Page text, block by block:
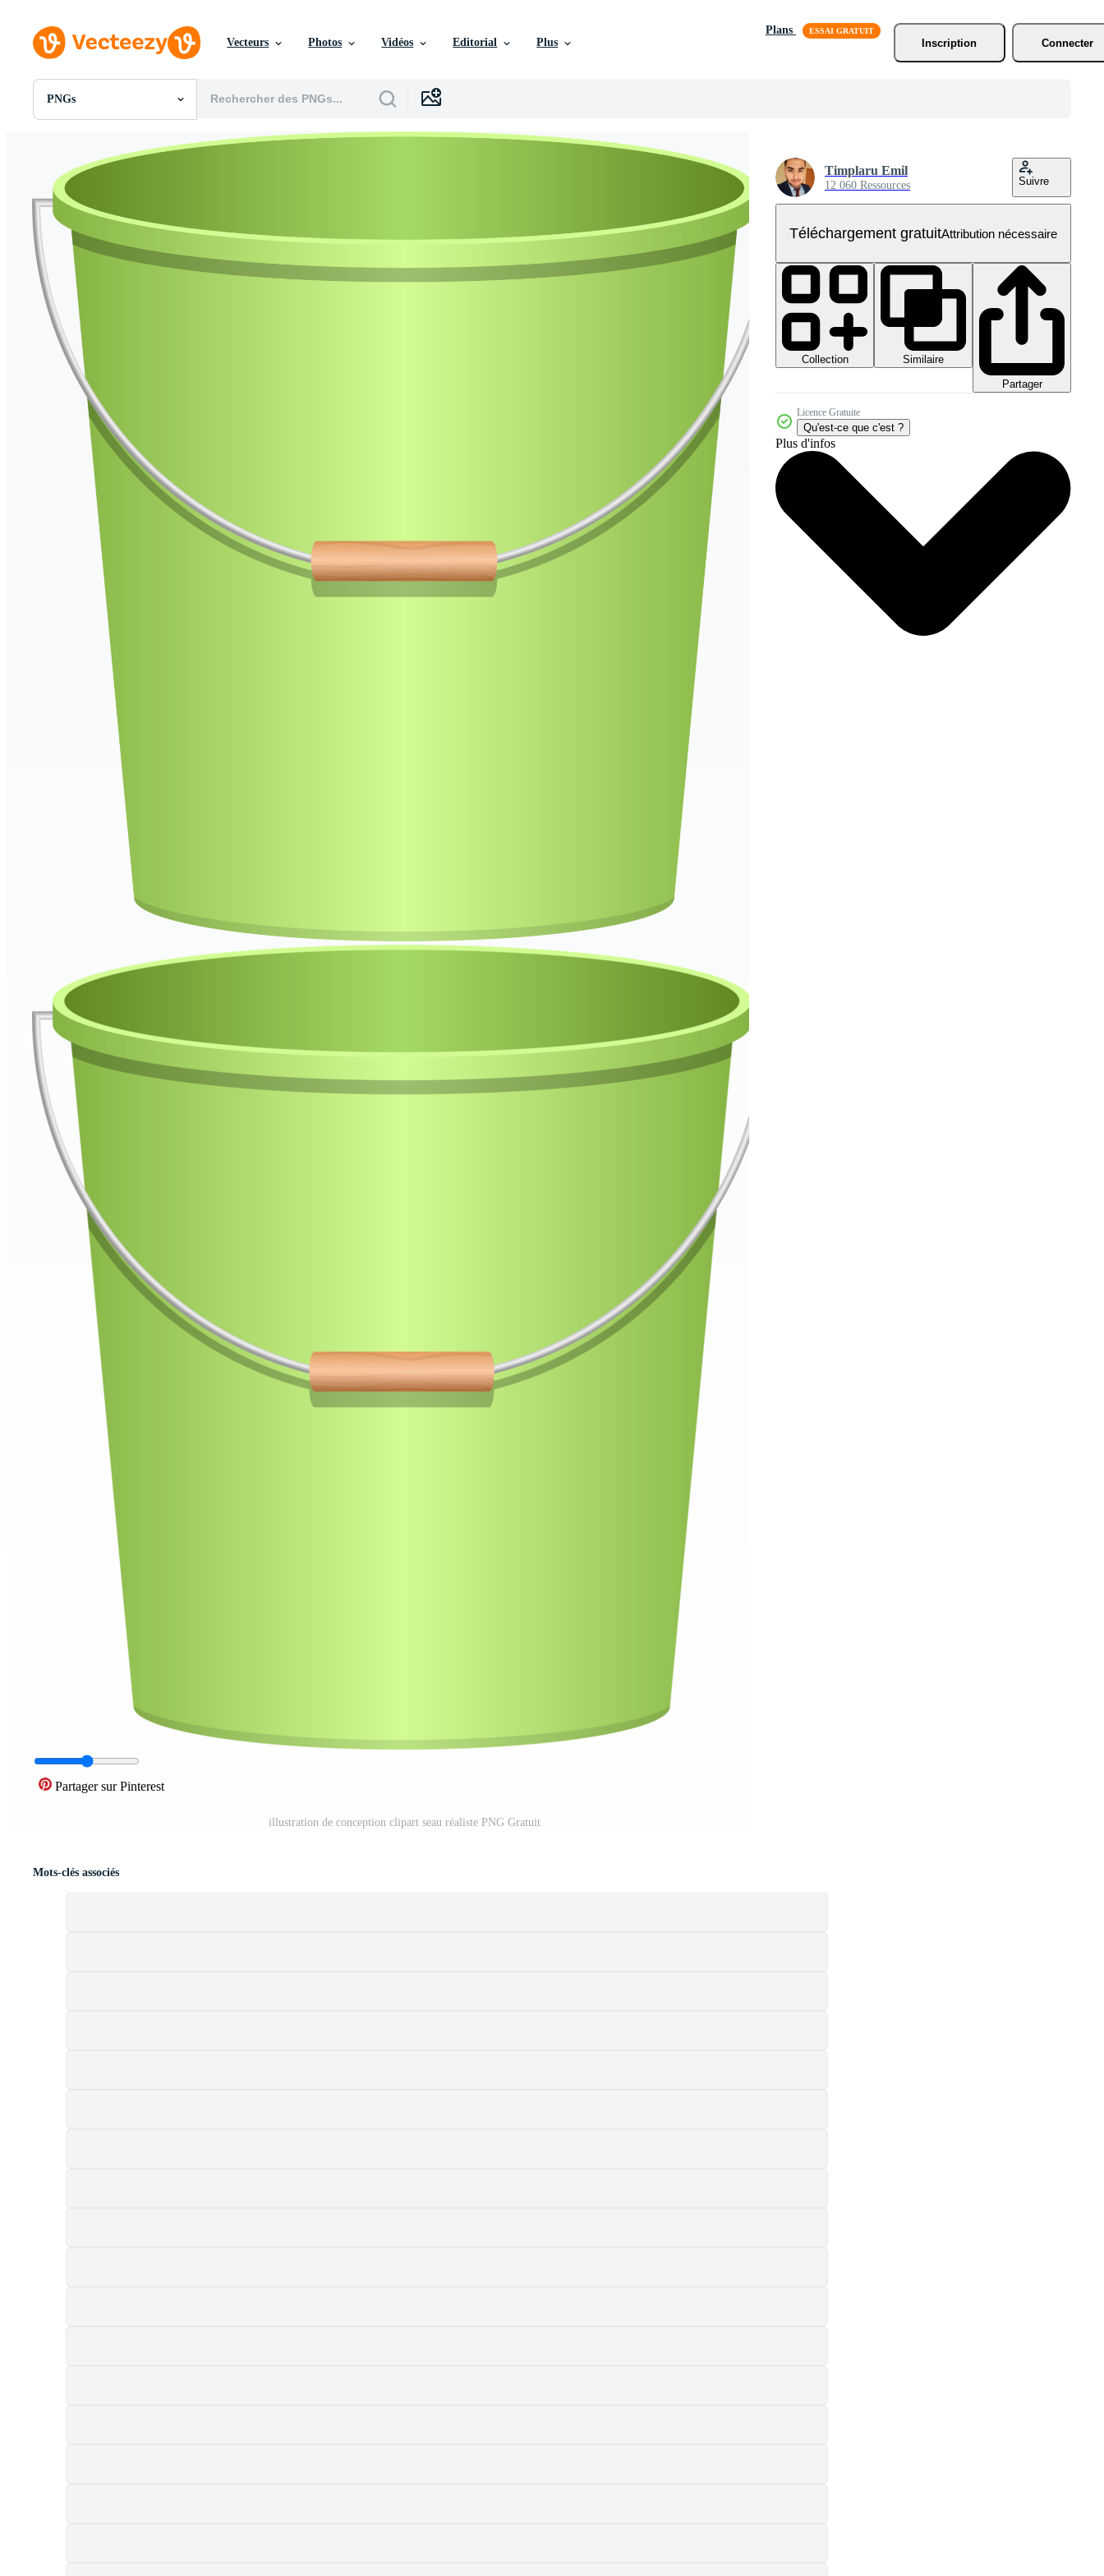
Vecteurs Photos Vidéos Editorial Plus
Plans
Inscription
Connecter
PNGs
Toutes Images
PSDs
Modèles
Vecteurs
Vidéos
Motion graphics
Images Éditoriales
Événements Éditoriaux
Partager sur Pinterest
illustration de conception clipart seau réaliste PNG Gratuit
Timplaru Emil
12 060 Ressources Suivre
Téléchargement gratuitAttribution nécessaire
Collection
Similaire
Partager
Licence Gratuite
Qu'est-ce que c'est ?
Plus d'infos
Mots-clés associés